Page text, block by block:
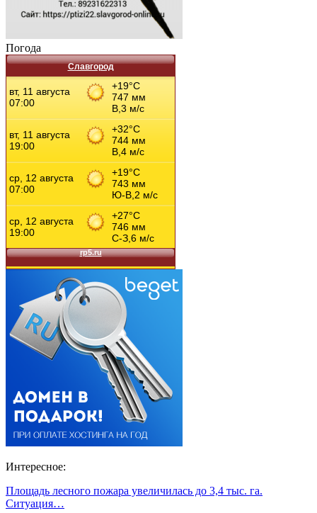
Погода
Славгород
Интересное:
Площадь лесного пожара увеличилась до 3,4 тыс. га.
Ситуация…